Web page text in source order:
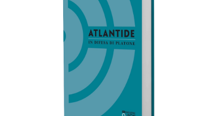
AGGIUNGI AL CARRELLO /